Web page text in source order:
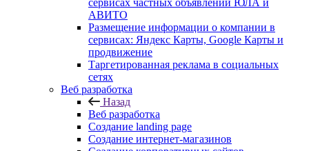
сервисах частных объявлений ЮЛА и
АВИТО
Размещение информации о компании в
сервисах: Яндекс Карты, Google Карты и
продвижение
Таргетированная реклама в социальных
сетях
Веб разработка
Назад
Веб разработка
Создание landing page
Создание интернет-магазинов